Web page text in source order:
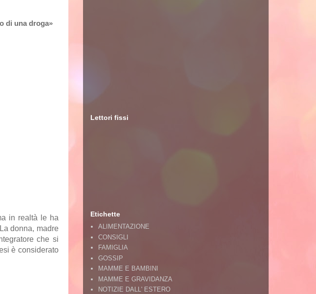
di una droga»
in realtà le ha
donna, madre
che si
è considerato
Lettori fissi
Etichette
ALIMENTAZIONE
CONSIGLI
FAMIGLIA
GOSSIP
MAMME E BAMBINI
MAMME E GRAVIDANZA
NOTIZIE DALL' ESTERO